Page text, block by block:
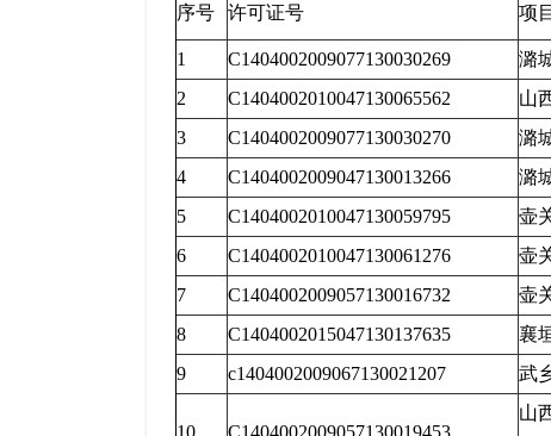
序号 许可证号 项
1 C1404002009077130030269 潞
2
C1404002010047130065562 山
3
C1404002009077130030270 潞
4
C1404002009047130013266 潞
5
C1404002010047130059795 壶
6
C1404002010047130061276 壶
7
C1404002009057130016732 壶
8
C1404002015047130137635 襄
9
c1404002009067130021207 武
10 C1404002009057130019453
山